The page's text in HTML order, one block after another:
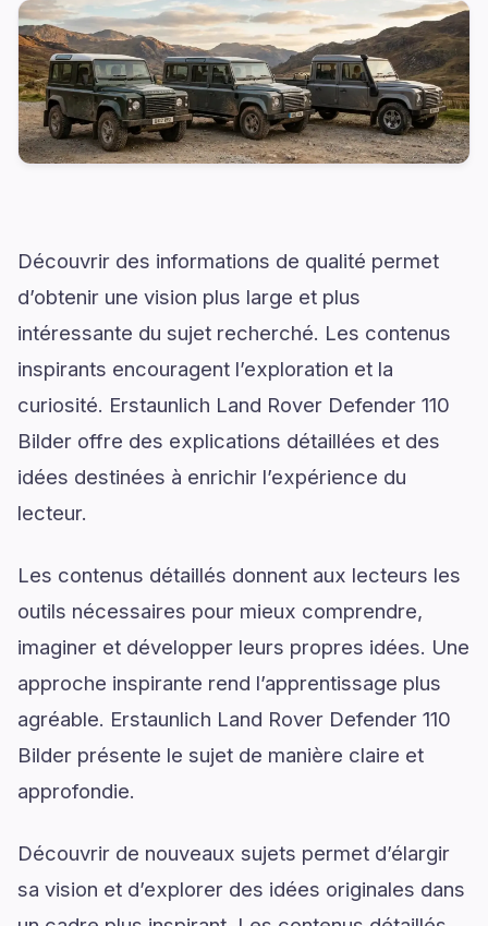
Découvrir des informations de qualité permet
d’obtenir une vision plus large et plus
intéressante du sujet recherché. Les contenus
inspirants encouragent l’exploration et la
curiosité. Erstaunlich Land Rover Defender 110
Bilder offre des explications détaillées et des
idées destinées à enrichir l’expérience du
lecteur.
Les contenus détaillés donnent aux lecteurs les
outils nécessaires pour mieux comprendre,
imaginer et développer leurs propres idées. Une
approche inspirante rend l’apprentissage plus
agréable. Erstaunlich Land Rover Defender 110
Bilder présente le sujet de manière claire et
approfondie.
Découvrir de nouveaux sujets permet d’élargir
sa vision et d’explorer des idées originales dans